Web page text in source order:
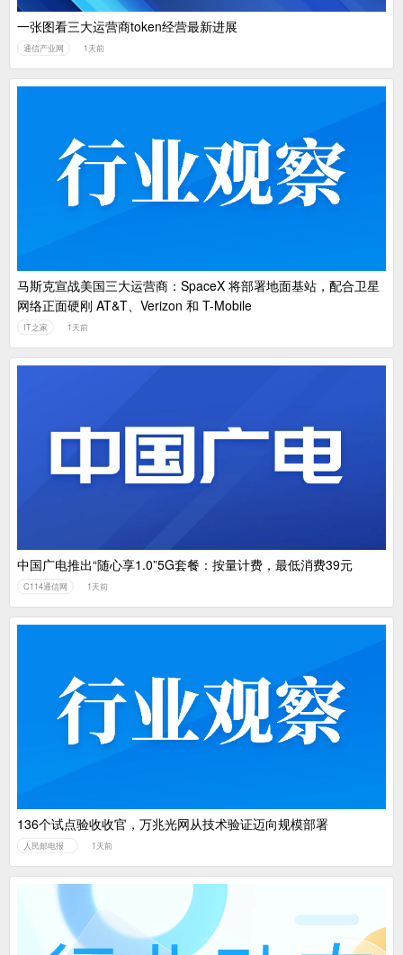
一张图看三大运营商token经营最新进展
通信产业网 1天前
马斯克宣战美国三大运营商：SpaceX 将部署地面基站，配合卫星
网络正面硬刚 AT&T、Verizon 和 T-Mobile
IT之家 1天前
中国广电推出“随心享1.0”5G套餐：按量计费，最低消费39元
C114通信网 1天前
136个试点验收收官，万兆光网从技术验证迈向规模部署
人民邮电报 1天前